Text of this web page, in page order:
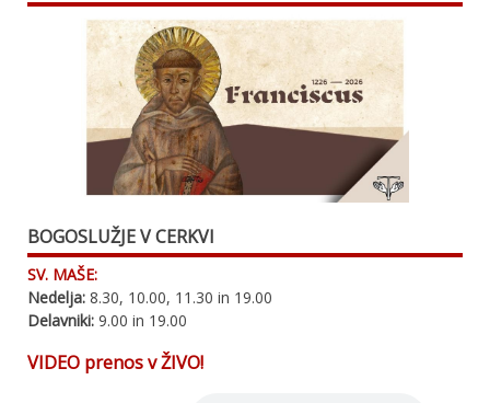
BOGOSLUŽJE V CERKVI
SV. MAŠE:
Nedelja: 8.30, 10.00, 11.30 in 19.00
Delavniki: 9.00 in 19.00
VIDEO prenos v ŽIVO!